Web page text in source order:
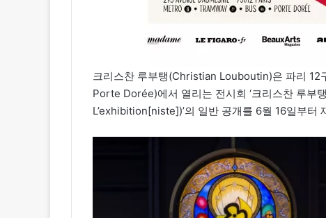
크리스찬 루부탱(Christian Louboutin)은 파리 12
Porte Dorée)에서 열리는 전시회 ‘크리스찬 루
L’exhibition[niste])’의 일반 공개를 6월 16일부터